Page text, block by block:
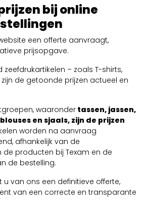
bij online
een offerte aanvraagt,
prijsopgave.
– zoals T-shirts,
zijn de getoonde prijzen actueel en
waaronder tassen, jassen,
en sjaals, zijn de prijzen
worden na aanvraag
afhankelijk van de
producten bij Texam en de
de bestelling.
van ons een definitieve offerte,
van een correcte en transparante